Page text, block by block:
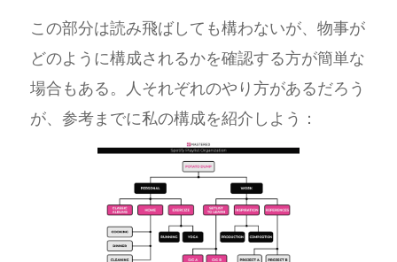
この部分は読み飛ばしても構わないが、物事が
どのように構成されるかを確認する方が簡単な
場合もある。人それぞれのやり方があるだろう
が、参考までに私の構成を紹介しよう：